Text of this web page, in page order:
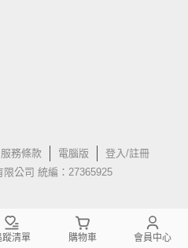
服務條款 電腦版
登入/註冊
公司 統編：27365925
蹤清單 購物車 會員中心